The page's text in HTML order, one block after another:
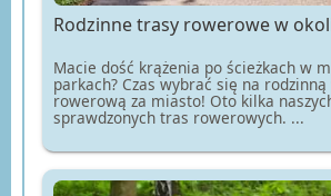
Rodzinne trasy rowerowe w
Macie dość krążenia po ścieżkach w
parkach? Czas wybrać się na rodzinną
rowerową za miasto! Oto kilka
sprawdzonych tras rowerowych. ...